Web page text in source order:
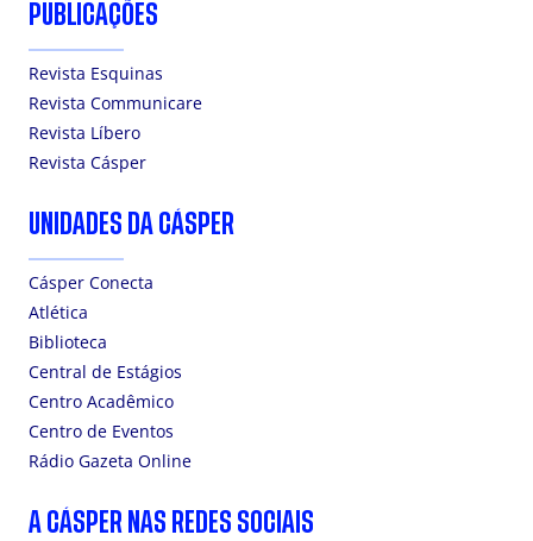
PUBLICAÇÕES
Revista Esquinas
Revista Communicare
Revista Líbero
Revista Cásper
UNIDADES DA CÁSPER
Cásper Conecta
Atlética
Biblioteca
Central de Estágios
Centro Acadêmico
Centro de Eventos
Rádio Gazeta Online
A CÁSPER NAS REDES SOCIAIS